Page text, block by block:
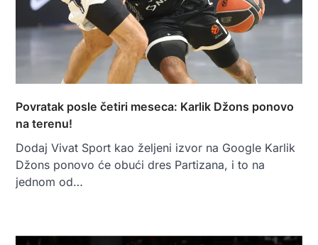
Povratak posle četiri meseca: Karlik Džons ponovo
na terenu!
Dodaj Vivat Sport kao željeni izvor na Google Karlik
Džons ponovo će obući dres Partizana, i to na
jednom od…